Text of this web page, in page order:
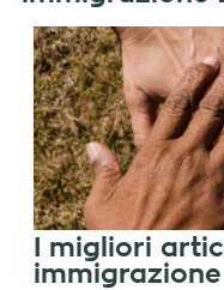
I migliori